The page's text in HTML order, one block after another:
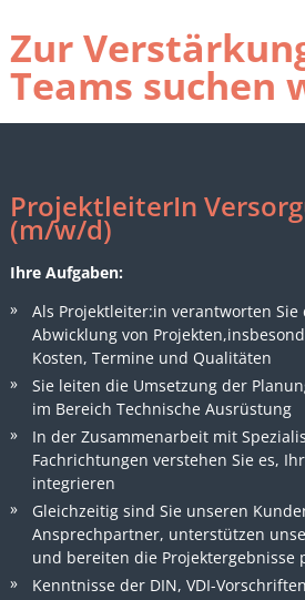
Zur
Teams suchen
ProjektleiterIn
(m/w/d)
Ihre Aufgaben:
Als Projektleiter:in verantworten
Abwicklung von
Kosten, Termine und Qualitäten
Sie leiten die Umsetzung der
im Bereich Technische Ausrüstung
In der Zusammenarbeit mit
Fachrichtungen verstehen Sie es,
integrieren
Gleichzeitig sind Sie unseren
Ansprechpartner, unterstützen
und bereiten die Projektergebnisse
Kenntnisse der DIN, VDI-